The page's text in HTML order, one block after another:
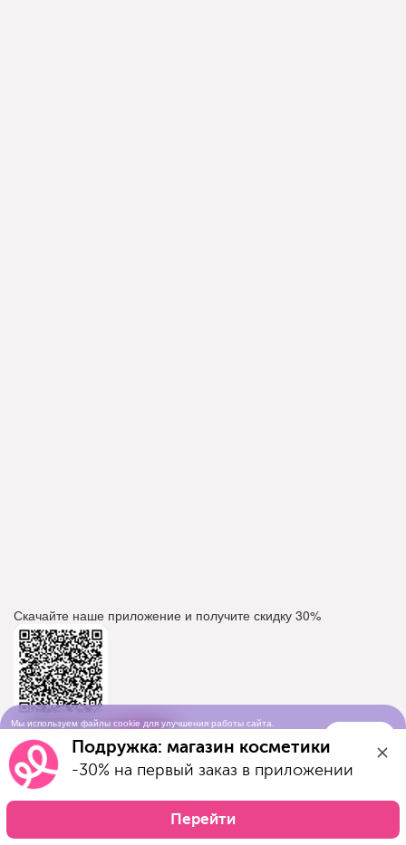
Скачайте наше приложение и получите скидку 30%
Мы используем файлы cookie для улучшения работы сайта.
использования cookie-файловПодружка: магазин косметики
-30% на первый заказ в приложении
Перейти